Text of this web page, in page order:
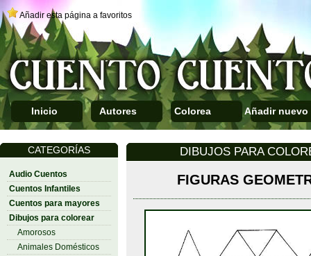
Añadir esta página a favoritos
Inicio Autores Colorea Añadir nuevo
CATEGORÍAS
Audio Cuentos
Cuentos Infantiles
Cuentos para mayores
Dibujos para colorear
Amorosos
Animales Domésticos
DIBUJOS PARA
FIGURAS